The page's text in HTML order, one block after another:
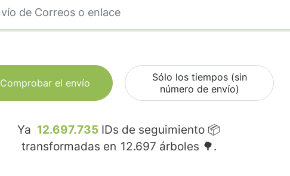
Comprobar el envío
Sólo los tiempos (sin
número de envío)
Ya 12.697.735 IDs de seguimiento 📦
transformadas en 12.697 árboles 🌳.